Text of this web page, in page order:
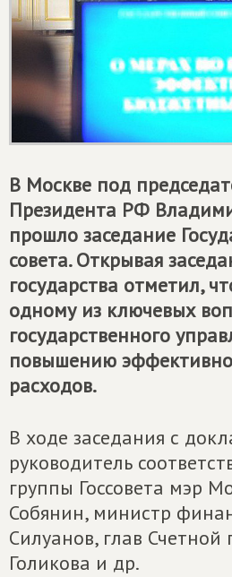
В Москве под
Президента РФ
прошло заседание
совета. Открывая
государства отметил,
одному из ключевых
государственного
повышению
расходов.
В ходе заседания с
руководитель
группы Госсовета мэр
Собянин, министр
Силуанов, глав Счетной
Голикова и др.